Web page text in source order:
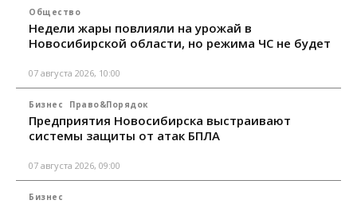
Общество
Недели жары повлияли на урожай в
Новосибирской области, но режима ЧС не будет
07 августа 2026, 10:00
Бизнес Право&Порядок
Предприятия Новосибирска выстраивают
системы защиты от атак БПЛА
07 августа 2026, 09:00
Бизнес